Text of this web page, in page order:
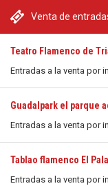
Venta de
Teatro Flamenco de
Entradas a la venta por
Guadalpark el parque
Entradas a la venta por
Tablao flamenco El
Entradas a la venta por